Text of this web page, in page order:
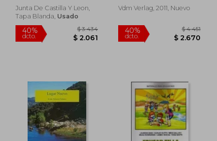
$ 2.094 dcto.
SANZ - IGNACIO MOLINA
GARCIA
Junta De Castilla Y Leon,
Tapa Blanda, Usado
Vdm Verlag, 2011, Nuevo